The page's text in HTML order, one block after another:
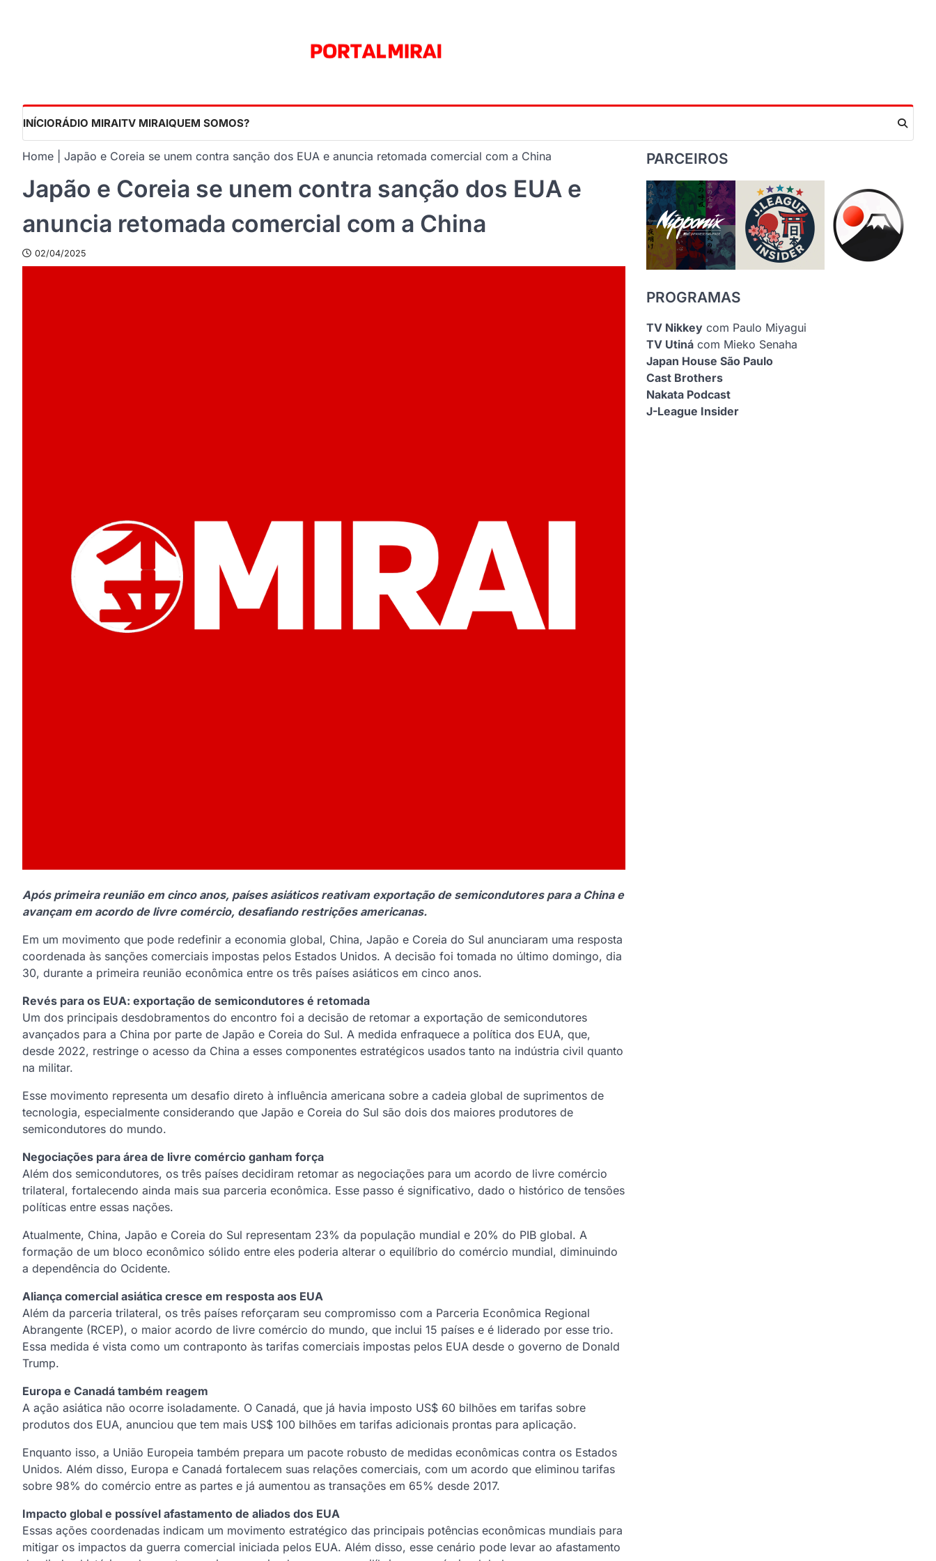
INÍCIORÁDIO MIRAITV MIRAIQUEM SOMOS?
Home Japão e Coreia se unem contra sanção dos EUA e anuncia retomada comercial com a China
Japão e Coreia se unem contra sanção dos EUA e
anuncia retomada comercial com a China
02/04/2025
Após primeira reunião em cinco anos, países asiáticos reativam exportação de semicondutores para a China e
avançam em acordo de livre comércio, desafiando restrições americanas.
Em um movimento que pode redefinir a economia global, China, Japão e Coreia do Sul anunciaram uma resposta
coordenada às sanções comerciais impostas pelos Estados Unidos. A decisão foi tomada no último domingo, dia
30, durante a primeira reunião econômica entre os três países asiáticos em cinco anos.
Revés para os EUA: exportação de semicondutores é retomada
Um dos principais desdobramentos do encontro foi a decisão de retomar a exportação de semicondutores
avançados para a China por parte de Japão e Coreia do Sul. A medida enfraquece a política dos EUA, que,
desde 2022, restringe o acesso da China a esses componentes estratégicos usados tanto na indústria civil quanto
na militar.
Esse movimento representa um desafio direto à influência americana sobre a cadeia global de suprimentos de
tecnologia, especialmente considerando que Japão e Coreia do Sul são dois dos maiores produtores de
semicondutores do mundo.
Negociações para área de livre comércio ganham força
Além dos semicondutores, os três países decidiram retomar as negociações para um acordo de livre comércio
trilateral, fortalecendo ainda mais sua parceria econômica. Esse passo é significativo, dado o histórico de tensões
políticas entre essas nações.
Atualmente, China, Japão e Coreia do Sul representam 23% da população mundial e 20% do PIB global. A
formação de um bloco econômico sólido entre eles poderia alterar o equilíbrio do comércio mundial, diminuindo
a dependência do Ocidente.
Aliança comercial asiática cresce em resposta aos EUA
Além da parceria trilateral, os três países reforçaram seu compromisso com a Parceria Econômica Regional
Abrangente (RCEP), o maior acordo de livre comércio do mundo, que inclui 15 países e é liderado por esse trio.
Essa medida é vista como um contraponto às tarifas comerciais impostas pelos EUA desde o governo de Donald
Trump.
Europa e Canadá também reagem
A ação asiática não ocorre isoladamente. O Canadá, que já havia imposto US$ 60 bilhões em tarifas sobre
produtos dos EUA, anunciou que tem mais US$ 100 bilhões em tarifas adicionais prontas para aplicação.
Enquanto isso, a União Europeia também prepara um pacote robusto de medidas econômicas contra os Estados
Unidos. Além disso, Europa e Canadá fortalecem suas relações comerciais, com um acordo que eliminou tarifas
sobre 98% do comércio entre as partes e já aumentou as transações em 65% desde 2017.
Impacto global e possível afastamento de aliados dos EUA
Essas ações coordenadas indicam um movimento estratégico das principais potências econômicas mundiais para
mitigar os impactos da guerra comercial iniciada pelos EUA. Além disso, esse cenário pode levar ao afastamento
PARCEIROS
PROGRAMAS
TV Nikkey com Paulo Miyagui
TV Utiná com Mieko Senaha
Japan House São Paulo
Cast Brothers
Nakata Podcast
J-League Insider